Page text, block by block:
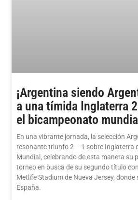
¡Argentina siendo
a una tímida Inglaterra
el bicampeonato mundial
En una vibrante jornada, la selección
resonante triunfo 2 – 1 sobre Inglaterra
Mundial, celebrando de esta manera su
torneo en busca de su segundo título
Metlife Stadium de Nueva Jersey, donde
España.